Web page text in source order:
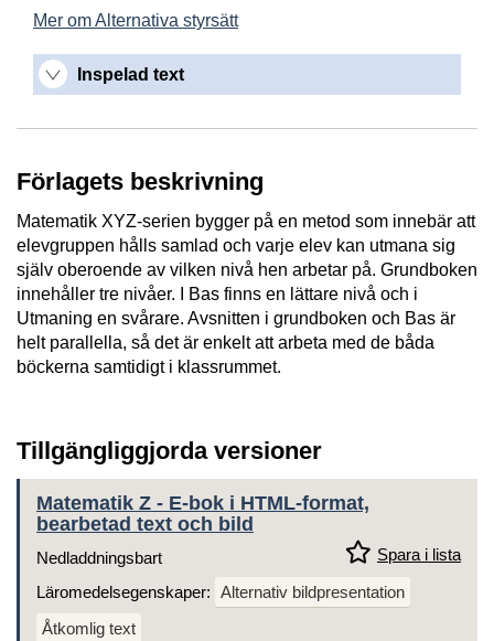
Mer om Alternativa styrsätt
Inspelad text
Förlagets beskrivning
Matematik XYZ-serien bygger på en metod som innebär att
elevgruppen hålls samlad och varje elev kan utmana sig
själv oberoende av vilken nivå hen arbetar på. Grundboken
innehåller tre nivåer. I Bas finns en lättare nivå och i
Utmaning en svårare. Avsnitten i grundboken och Bas är
helt parallella, så det är enkelt att arbeta med de båda
böckerna samtidigt i klassrummet.
Tillgängliggjorda versioner
Matematik Z - E-bok i HTML-format,
bearbetad text och bild
Spara i lista
Nedladdningsbart
Läromedelsegenskaper: Alternativ bildpresentation
Åtkomlig text